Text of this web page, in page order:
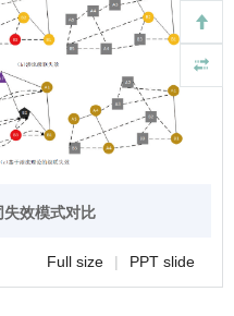
失效模式对比
Full size | PPT slide